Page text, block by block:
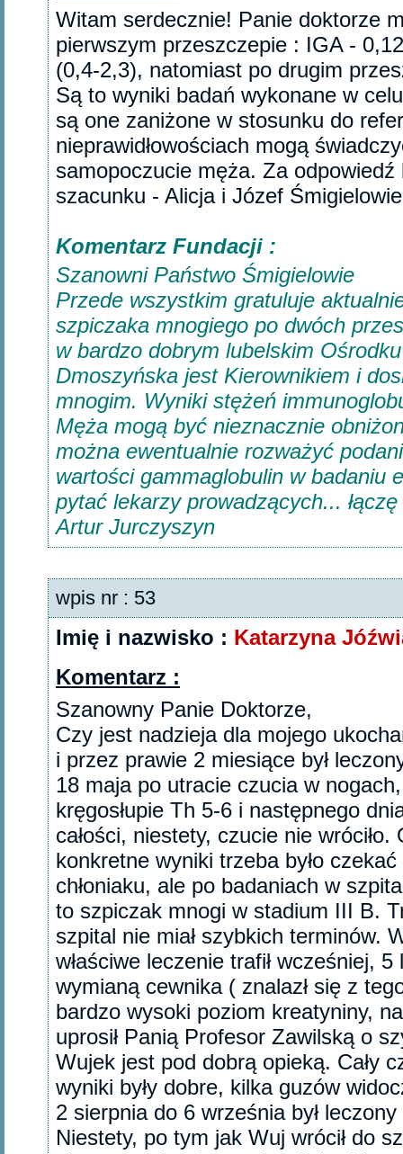
Witam serdecznie! Panie doktorze
pierwszym przeszczepie : IGA -
(0,4-2,3), natomiast po drugim
Są to wyniki badań wykonane w
są one zaniżone w stosunku do
nieprawidłowościach mogą
samopoczucie męża. Za
szacunku - Alicja i Józef
Komentarz Fundacji :
Szanowni Państwo Śmigielowie
Przede wszystkim gratuluje
szpiczaka mnogiego po dwóch
w bardzo dobrym lubelskim
Dmoszyńska jest Kierownikiem i
mnogim. Wyniki stężeń
Męża mogą być nieznacznie
można ewentualnie rozważyć
wartości gammaglobulin w badaniu
pytać lekarzy prowadzących...
Artur Jurczyszyn
wpis nr : 53
Imię i nazwisko : Katarzyna
Komentarz :
Szanowny Panie Doktorze,
Czy jest nadzieja dla mojego
i przez prawie 2 miesiące był
18 maja po utracie czucia w
kręgosłupie Th 5-6 i następnego
całości, niestety, czucie nie
konkretne wyniki trzeba było
chłoniaku, ale po badaniach w
to szpiczak mnogi w stadium III B.
szpital nie miał szybkich terminów.
właściwe leczenie trafił wcześniej,
wymianą cewnika ( znalazł się z
bardzo wysoki poziom kreatyniny,
uprosił Panią Profesor Zawilską o
Wujek jest pod dobrą opieką. Cały
wyniki były dobre, kilka guzów
2 sierpnia do 6 września był
Niestety, po tym jak Wuj wrócił do